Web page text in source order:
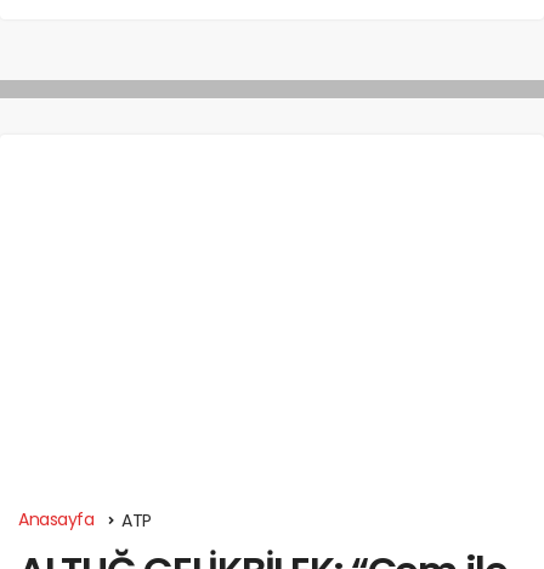
Anasayfa ATP